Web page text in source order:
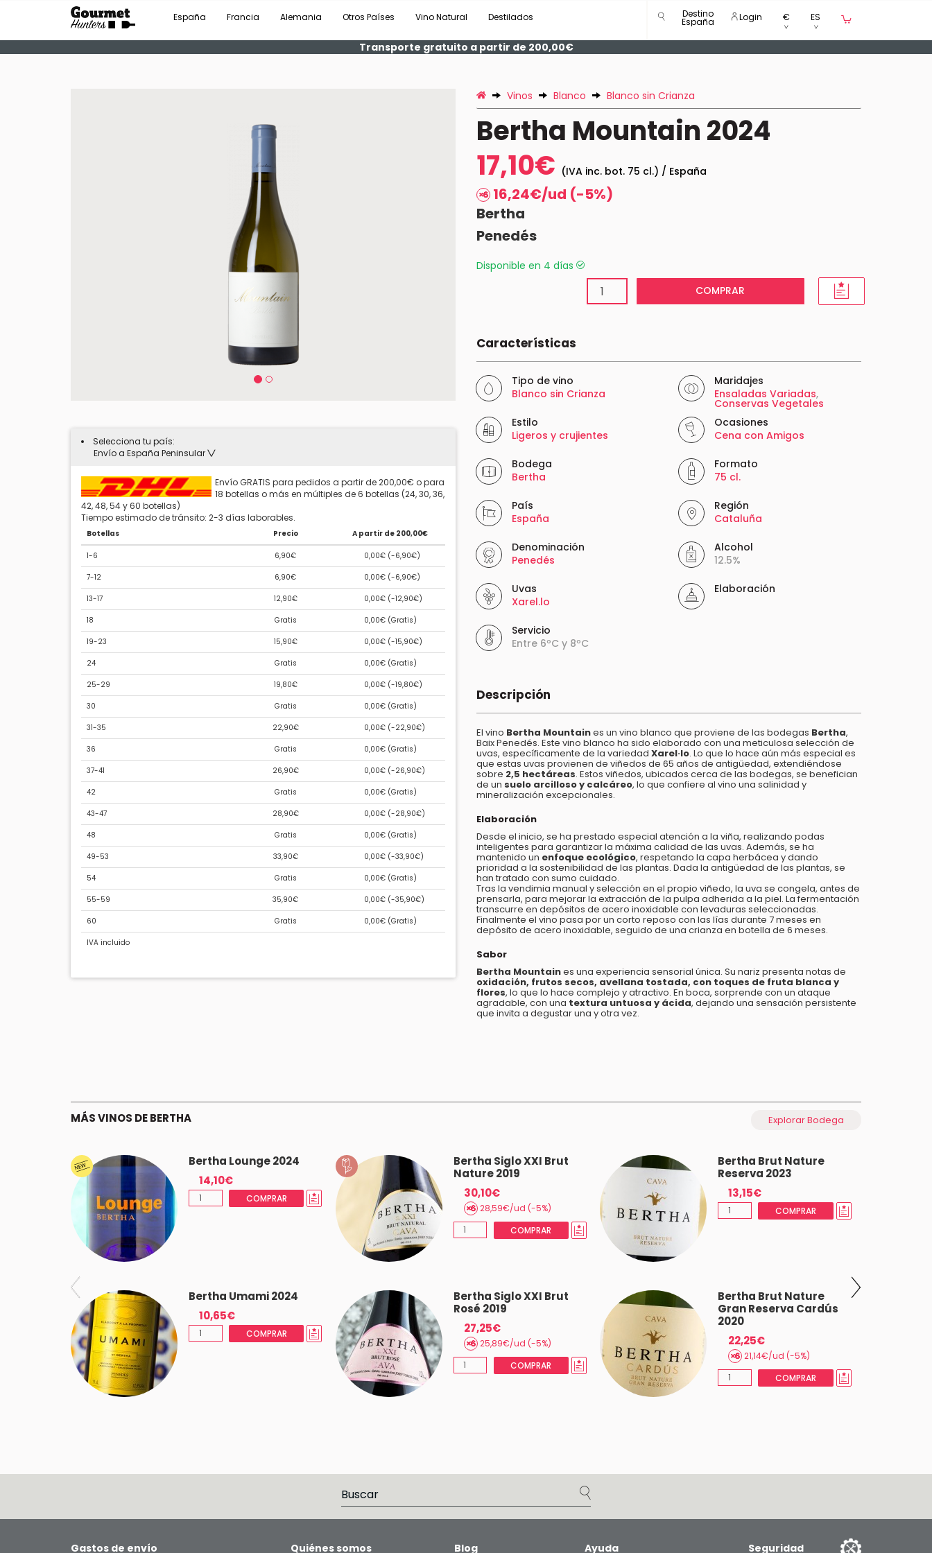
España Francia Alemania Otros Países Vino Natural Destilados Destino
España Login € ES
Transporte gratuito a partir de 200,00€
Selecciona tu país:
Envío a España Peninsular
Envío GRATIS para pedidos a partir de 200,00€ o para
18 botellas o más en múltiples de 6 botellas (24, 30, 36,
42, 48, 54 y 60 botellas)
Tiempo estimado de tránsito: 2-3 días laborables.
Botellas Precio A partir de 200,00€
1-6 6,90€ 0,00€ (-6,90€)
7-12 6,90€ 0,00€ (-6,90€)
13-17 12,90€ 0,00€ (-12,90€)
18 Gratis 0,00€ (Gratis)
19-23 15,90€ 0,00€ (-15,90€)
24 Gratis 0,00€ (Gratis)
25-29 19,80€ 0,00€ (-19,80€)
30 Gratis 0,00€ (Gratis)
31-35 22,90€ 0,00€ (-22,90€)
36 Gratis 0,00€ (Gratis)
37-41 26,90€ 0,00€ (-26,90€)
42 Gratis 0,00€ (Gratis)
43-47 28,90€ 0,00€ (-28,90€)
48 Gratis 0,00€ (Gratis)
49-53 33,90€ 0,00€ (-33,90€)
54 Gratis 0,00€ (Gratis)
55-59 35,90€ 0,00€ (-35,90€)
60 Gratis 0,00€ (Gratis)
IVA incluido
Vinos Blanco Blanco sin Crianza
Bertha Mountain 2024
17,10€ (IVA inc. bot. 75 cl.) / España
16,24€/ud (-5%)
Bertha
Penedés
Disponible en 4 días
COMPRAR
Características
Tipo de vino
Blanco sin Crianza
Maridajes
Ensaladas Variadas,
Conservas Vegetales
Estilo
Ligeros y crujientes
Ocasiones
Cena con Amigos
Bodega
Bertha
Formato
75 cl.
País
España
Región
Cataluña
Denominación
Penedés
Alcohol
12.5%
Uvas
Xarel.lo
Servicio
Entre 6ºC y 8ºC
Elaboración
Descripción
El vino Bertha Mountaines un vino blanco que proviene de las bodegas Bertha,
Baix Penedés. Este vino blanco ha sido elaborado con una meticulosa selección de
uvas, específicamente de la variedad Xarel·lo. Lo que lo hace aún más especial es
que estas uvas provienen de viñedos de 65 años de antigüedad, extendiéndose
sobre 2,5 hectáreas. Estos viñedos, ubicados cerca de las bodegas, se benefician
de un suelo arcilloso y calcáreo, lo que confiere al vino una salinidad y
mineralización excepcionales.
Elaboración
Desde el inicio, se ha prestado especial atención a la viña, realizando podas
inteligentes para garantizar la máxima calidad de las uvas. Además, se ha
mantenido un enfoque ecológico, respetando la capa herbácea y dando
prioridad a la sostenibilidad de las plantas. Dada la antigüedad de las plantas, se
han tratado con sumo cuidado.
Tras la vendimia manual y selección en el propio viñedo, la uva se congela, antes de
prensarla, para mejorar la extracción de la pulpa adherida a la piel. La fermentación
transcurre en depósitos de acero inoxidable con levaduras seleccionadas.
Finalmente el vino pasa por un corto reposo con las lías durante 7 meses en
depósito de acero inoxidable, seguido de una crianza en botella de 6 meses.
Sabor
Bertha Mountaines una experiencia sensorial única. Su nariz presenta notas de
oxidación, frutos secos, avellana tostada, con toques de fruta blanca y
flores, lo que lo hace complejo y atractivo. En boca, sorprende con un ataque
agradable, con una textura untuosa y ácida, dejando una sensación persistente
que invita a degustar una y otra vez.
MÁS VINOS DE BERTHA Explorar Bodega
Bertha Lounge 2024
14,10€
COMPRAR
Bertha Siglo XXI Brut
Nature 2019
30,10€
28,59€/ud (-5%)
COMPRAR
Bertha Brut Nature
Reserva 2023
13,15€
COMPRAR
Bertha Umami 2024
10,65€
COMPRAR
Bertha Siglo XXI Brut
Rosé 2019
27,25€
25,89€/ud (-5%)
COMPRAR
Bertha Brut Nature
Gran Reserva Cardús
2020
22,25€
21,14€/ud (-5%)
COMPRAR
Gastos de envío Quiénes somos Blog Ayuda Seguridad